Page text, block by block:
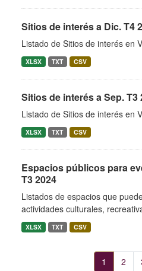
Sitios de interés a Dic. T4
Listado de Sitios de interés en
XLSX TXT CSV
Sitios de interés a Sep. T3
Listado de Sitios de interés en
XLSX TXT CSV
Espacios públicos para
T3 2024
Listados de espacios que
actividades culturales,
XLSX TXT CSV
1 2